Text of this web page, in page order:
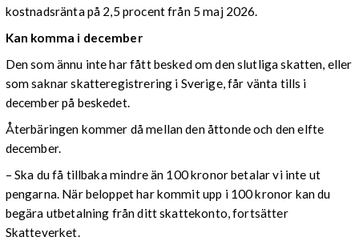
kostnadsränta på 2,5 procent från 5 maj 2026.
Kan komma i december
Den som ännu inte har fått besked om den slutliga skatten, eller
som saknar skatteregistrering i Sverige, får vänta tills i
december på beskedet.
Återbäringen kommer då mellan den åttonde och den elfte
december.
– Ska du få tillbaka mindre än 100 kronor betalar vi inte ut
pengarna. När beloppet har kommit upp i 100 kronor kan du
begära utbetalning från ditt skattekonto, fortsätter
Skatteverket.